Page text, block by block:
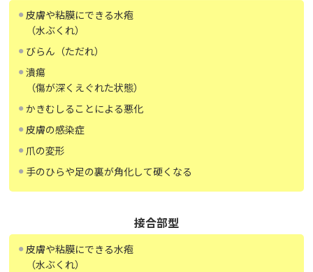
皮膚や粘膜にできる水疱
（水ぶくれ）
びらん（ただれ）
潰瘍
（傷が深くえぐれた状態）
かきむしることによる悪化
皮膚の感染症
爪の変形
手のひらや足の裏が角化して硬くなる
接合部型
皮膚や粘膜にできる水疱
（水ぶくれ）